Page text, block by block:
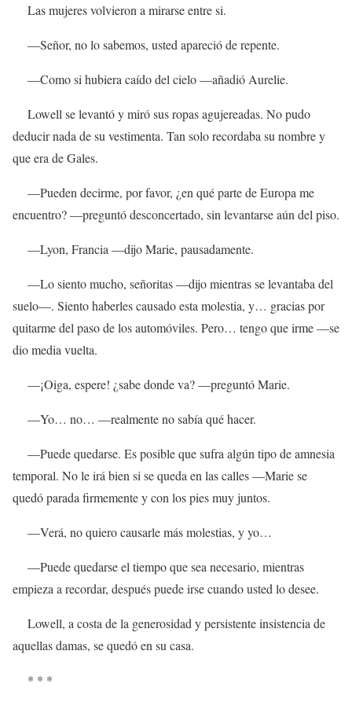
Las mujeres volvieron a mirarse entre si.
—Señor, no lo sabemos, usted apareció de repente.
—Como si hubiera caído del cielo —añadió Aurelie.
Lowell se levantó y miró sus ropas agujereadas. No pudo
deducir nada de su vestimenta. Tan solo recordaba su nombre y
que era de Gales.
—Pueden decirme, por favor, ¿en qué parte de Europa me
encuentro? —preguntó desconcertado, sin levantarse aún del piso.
—Lyon, Francia —dijo Marie, pausadamente.
—Lo siento mucho, señoritas —dijo mientras se levantaba del
suelo—. Siento haberles causado esta molestia, y… gracias por
quitarme del paso de los automóviles. Pero… tengo que irme —se
dio media vuelta.
—¡Oiga, espere! ¿sabe donde va? —preguntó Marie.
—Yo… no… —realmente no sabía qué hacer.
—Puede quedarse. Es posible que sufra algún tipo de amnesia
temporal. No le irá bien si se queda en las calles —Marie se
quedó parada firmemente y con los pies muy juntos.
—Verá, no quiero causarle más molestias, y yo…
—Puede quedarse el tiempo que sea necesario, mientras
empieza a recordar, después puede irse cuando usted lo desee.
Lowell, a costa de la generosidad y persistente insistencia de
aquellas damas, se quedó en su casa.
* * *